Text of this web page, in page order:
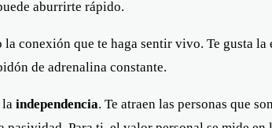
aburrirte rápido.
conexión que te haga sentir vivo. Te gusta
de adrenalina constante.
independencia. Te atraen las personas que